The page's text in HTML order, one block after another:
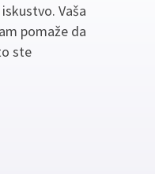
Vaša
pomaže da
ste